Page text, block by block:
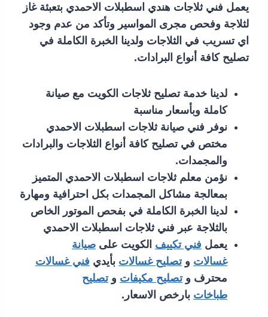
يعمل فني ثلاجات هندي اسطبلات الاحمدي بتعبئة غاز
لثلاجة وفحص مجرى المواسير وتأكد من عدم وجود
اي تسريب في الثلاجات ولدينا الخبرة الكاملة في
تصليح كافة أنواع البرادات.
لدينا خدمة تصليح ثلاجات الكويت مع صيانة
كاملة وبأسعار مناسبة
نوفر فني صيانة ثلاجات اسطبلات الاحمدي
مختص في تصليح كافة أنواع الثلاجات والبرادات
والمجمدات.
نؤمن معلم ثلاجات اسطبلات الاحمدي المتميز
بمعالجة مشاكل المجمدات بكل احترافية ومهارة
لدينا الخبرة الكاملة في بفحص الموتور الخاص
بالثلاجة عبر فني ثلاجات اسطبلات الاحمدي
يعمل فني تكييف الكويت على صيانة
غسالات وتصليح غسالات بأيدي فني غسالات
محترف وتصليح مكيفات وتصليح
طباخات بارخص الاسعار.